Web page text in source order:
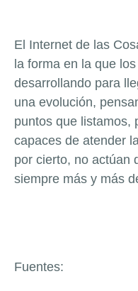
El Internet de las
la forma en la que
desarrollando para
una evolución,
puntos que listamos,
capaces de atender
por cierto, no actúan
siempre más y más
Fuentes: